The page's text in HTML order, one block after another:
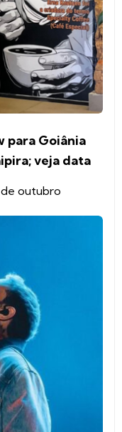
para Goiânia
veja data
outubro